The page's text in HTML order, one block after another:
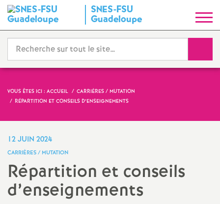
SNES-FSU
Guadeloupe
y
n
i
a
VOUS ÊTES ICI : ACCUEIL
CARRIÈRES / MUTATION
RÉPARTITION ET CONSEILS D’ENSEIGNEMENTS
12 JUIN 2024
CARRIÈRES / MUTATION
Répartition et conseils
d’enseignements